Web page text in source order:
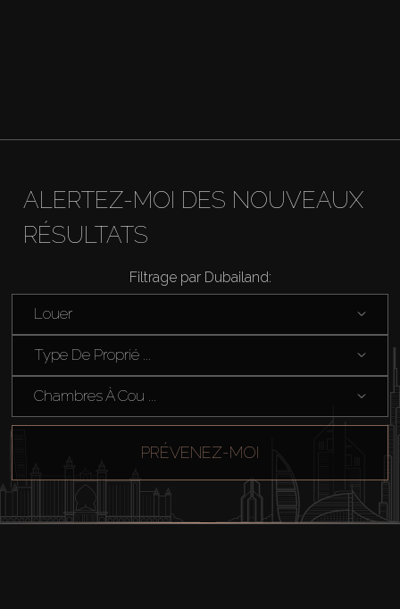
ALERTEZ-MOI DES NOUVEAUX
RÉSULTATS
Filtrage par Dubailand:
Louer
Type De Proprié ...
Chambres À Cou ...
PRÉVENEZ-MOI